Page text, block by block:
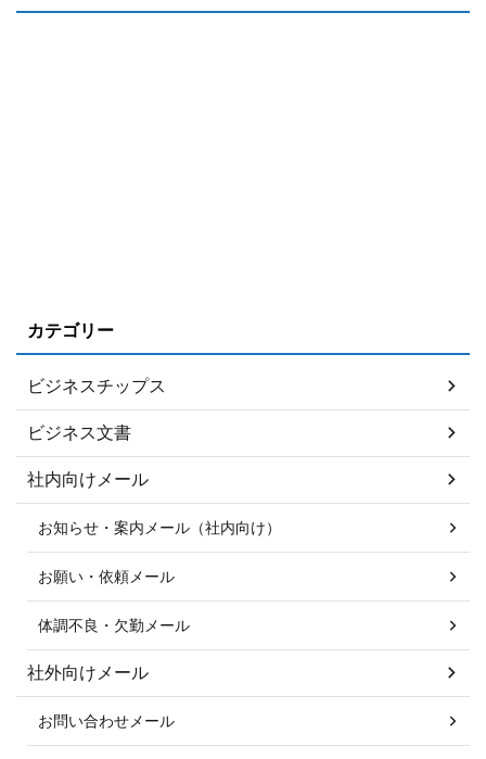
カテゴリー
ビジネスチップス
ビジネス文書
社内向けメール
お知らせ・案内メール（社内向け）
お願い・依頼メール
体調不良・欠勤メール
社外向けメール
お問い合わせメール